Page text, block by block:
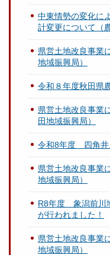
中東情勢の変化に
計変更について（
県営土地改良事業
地域振興局）
令和８年度秋田県
県営土地改良事業
田地域振興局）
令和8年度 四角井
県営土地改良事業
地域振興局）
R8年度 象潟前川
が行われました！
県営土地改良事業
地域振興局）